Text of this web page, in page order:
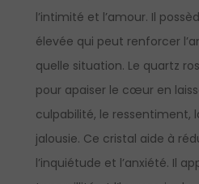
l’intimité et l’amour. Il
élevée qui peut renforcer
quelle situation. Le quartz
pour apaiser le cœur en
culpabilité, le ressentiment,
jalousie. Ce cristal aide à
l’inquiétude et l’anxiété. Il